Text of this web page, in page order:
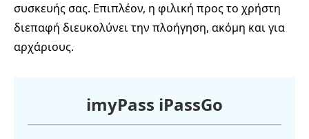
συσκευής σας. Επιπλέον, η φιλική προς το χρήστη
διεπαφή διευκολύνει την πλοήγηση, ακόμη και για
αρχάριους.
imyPass iPassGo